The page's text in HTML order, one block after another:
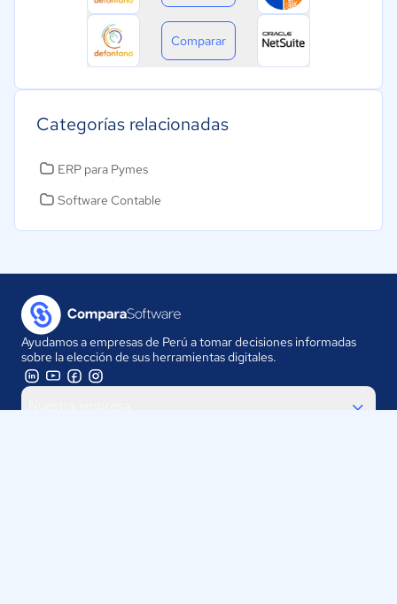
Comparar
Categorías relacionadas
ERP para Pymes
Software Contable
Ayudamos a empresas de Perú a tomar decisiones informadas
sobre la elección de sus herramientas digitales.